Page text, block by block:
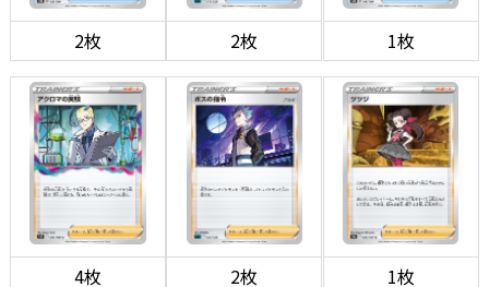
2枚 2枚 1枚
4枚 2枚 1枚